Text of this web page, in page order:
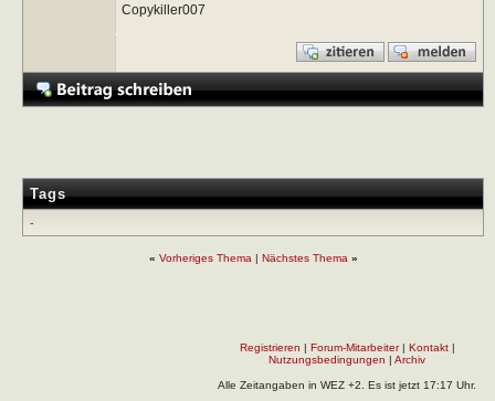
Copykiller007
Tags
-
« Vorheriges Thema | Nächstes Thema »
Registrieren | Forum-Mitarbeiter| Kontakt|
Nutzungsbedingungen | Archiv
Alle Zeitangaben in WEZ +2. Es ist jetzt 17:17 Uhr.